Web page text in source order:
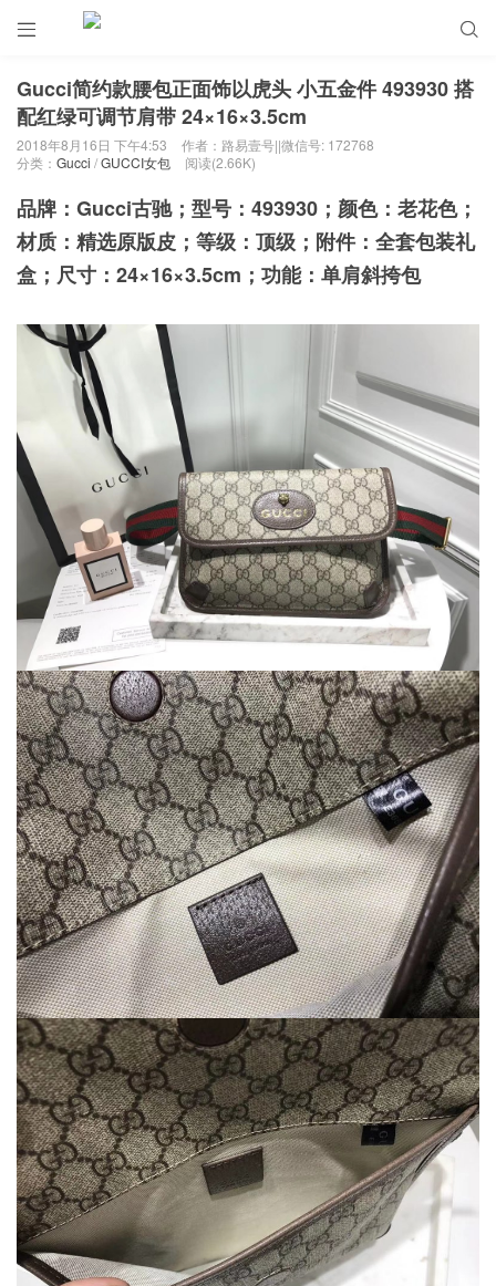
 
Gucci简约款腰包正面饰以虎头 小五金件 493930 搭
配红绿可调节肩带 24×16×3.5cm
2018年8月16日 下午4:53
作者：路易壹号||微信号: 172768
分类： Gucci /GUCCI女包 阅读(2.66K)
品牌：Gucci古驰；型号：493930；颜色：老花色；
材质：精选原版皮；等级：顶级；附件：全套包装礼
盒；尺寸：24×16×3.5cm；功能：单肩斜挎包